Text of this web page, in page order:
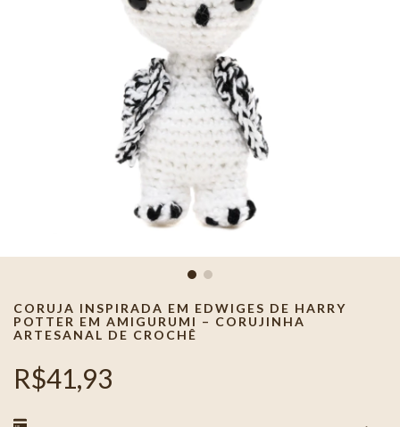
CORUJA INSPIRADA EM EDWIGES DE HARRY
POTTER EM AMIGURUMI – CORUJINHA
ARTESANAL DE CROCHÊ
R$41,93